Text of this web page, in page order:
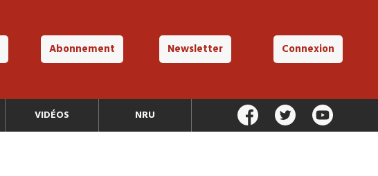
Abonnement Newsletter Connexion
VIDÉOS NRU